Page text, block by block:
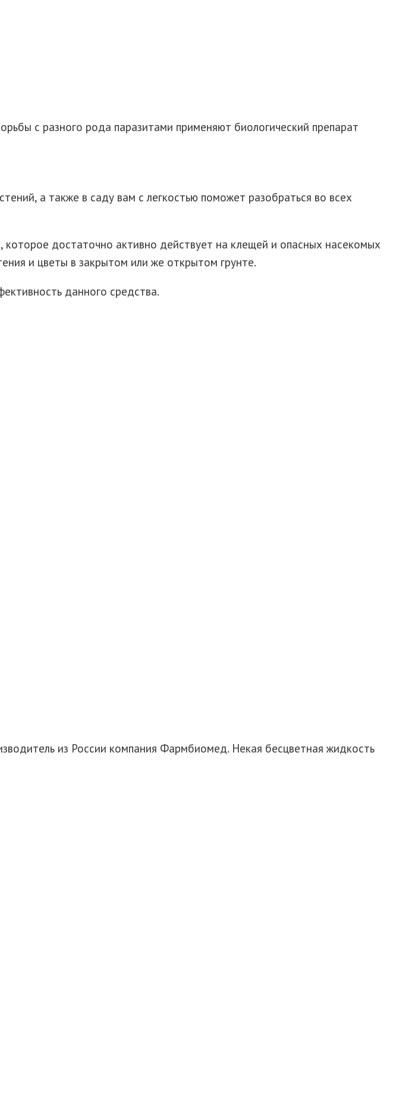
с разного рода паразитами применяют биологический препарат
а также в саду вам с легкостью поможет разобраться во всех
достаточно активно действует на клещей и опасных насекомых
и цветы в закрытом или же открытом грунте.
данного средства.
из России компания Фармбиомед. Некая бесцветная жидкость